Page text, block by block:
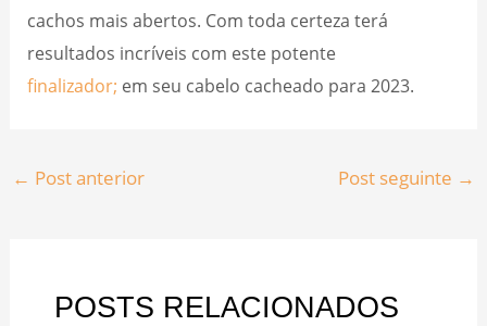
cachos mais abertos. Com toda certeza terá
resultados incríveis com este potente
finalizador; em seu cabelo cacheado para 2023.
← Post anterior Post seguinte →
POSTS RELACIONADOS